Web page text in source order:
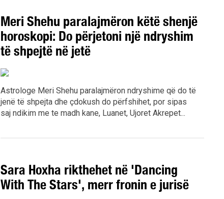
Meri Shehu paralajmëron këtë shenjë
horoskopi: Do përjetoni një ndryshim
të shpejtë në jetë
Astrologe Meri Shehu paralajmëron ndryshime që do të
jenë të shpejta dhe çdokush do përfshihet, por sipas
saj ndikim me te madh kane, Luanet, Ujoret Akrepet...
Sara Hoxha rikthehet në 'Dancing
With The Stars', merr fronin e jurisë